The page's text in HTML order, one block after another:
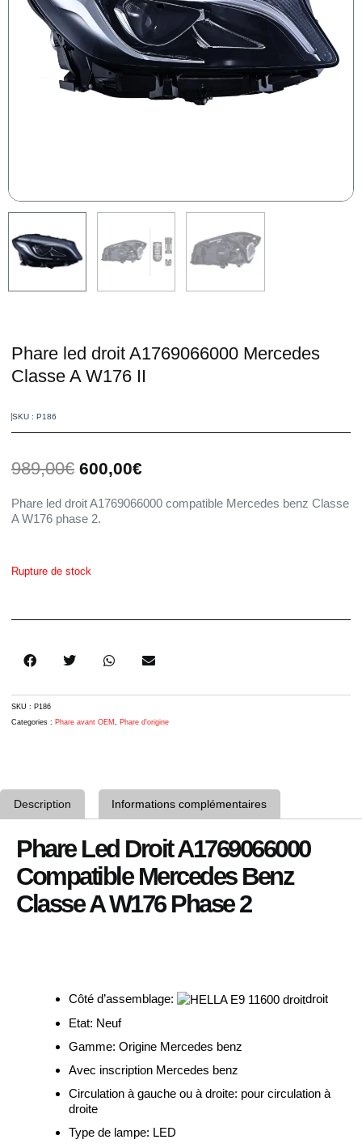
Phare led droit A1769066000 Mercedes
Classe A W176 II
SKU : P186
989,00€ Le
prix
initial
était :
989,00€.
600,00€Le
actuel
est :
Phare led droit A1769066000 compatible Mercedes benz Classe
A W176 phase 2.
Rupture de stock
SKU : P186
Categories : Phare avant OEM Phare d'origine
Description Informations complémentaires
Phare Led Droit A1769066000
Compatible Mercedes Benz
Classe A W176 Phase 2
Côté d’assemblage:
droit
Etat: Neuf
Gamme: Origine Mercedes benz
Avec inscription Mercedes benz
Circulation à gauche ou à droite: pour circulation à
droite
Type de lampe: LED